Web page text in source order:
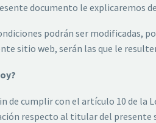
documento le explicaremos
podrán ser modificadas,
sitio web, serán las que le
de cumplir con el artículo 10 de la
respecto al titular del presente